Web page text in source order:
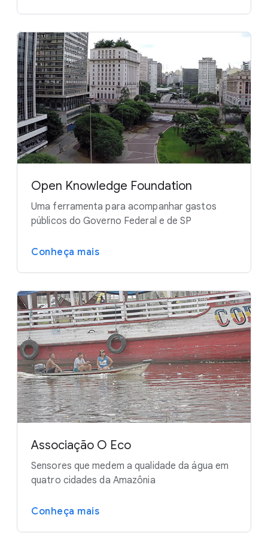
Open Knowledge Foundation
Uma ferramenta para acompanhar gastos
públicos do Governo Federal e de SP
Conheça mais
Associação O Eco
Sensores que medem a qualidade da água em
quatro cidades da Amazônia
Conheça mais